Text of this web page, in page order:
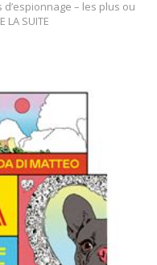
– les plus ou
SUITE